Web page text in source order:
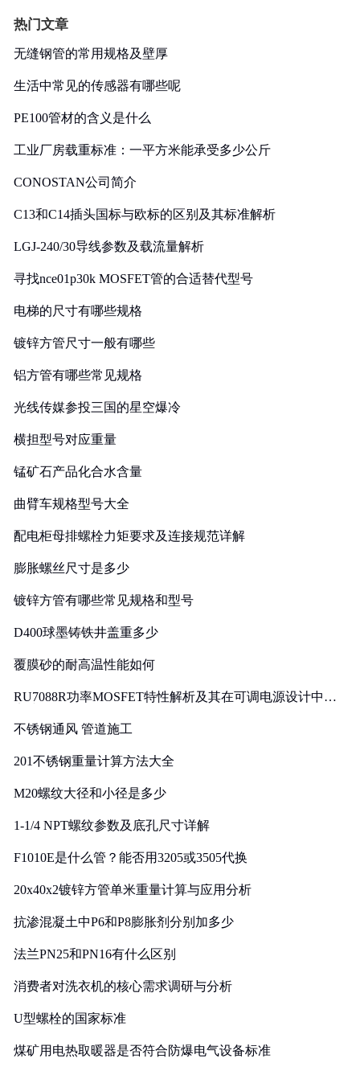
热门文章
无缝钢管的常用规格及壁厚
生活中常见的传感器有哪些呢
PE100管材的含义是什么
工业厂房载重标准：一平方米能承受多少公斤
CONOSTAN公司简介
C13和C14插头国标与欧标的区别及其标准解析
LGJ-240/30导线参数及载流量解析
寻找nce01p30k MOSFET管的合适替代型号
电梯的尺寸有哪些规格
镀锌方管尺寸一般有哪些
铝方管有哪些常见规格
光线传媒参投三国的星空爆冷
横担型号对应重量
锰矿石产品化合水含量
曲臂车规格型号大全
配电柜母排螺栓力矩要求及连接规范详解
膨胀螺丝尺寸是多少
镀锌方管有哪些常见规格和型号
D400球墨铸铁井盖重多少
覆膜砂的耐高温性能如何
RU7088R功率MOSFET特性解析及其在可调电源设计中的
不锈钢通风 管道施工
201不锈钢重量计算方法大全
M20螺纹大径和小径是多少
1-1/4 NPT螺纹参数及底孔尺寸详解
F1010E是什么管？能否用3205或3505代换
20x40x2镀锌方管单米重量计算与应用分析
抗渗混凝土中P6和P8膨胀剂分别加多少
法兰PN25和PN16有什么区别
消费者对洗衣机的核心需求调研与分析
U型螺栓的国家标准
煤矿用电热取暖器是否符合防爆电气设备标准